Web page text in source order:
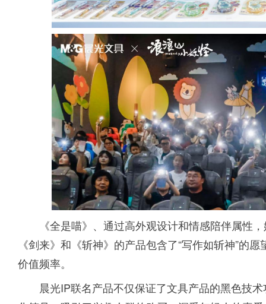
《全是喵》、通过高外观设计和情感陪伴属性
《剑来》和《斩神》的产品包含了“写作如斩神”的
价值频率。
晨光IP联名产品不仅保证了文具产品的黑色技